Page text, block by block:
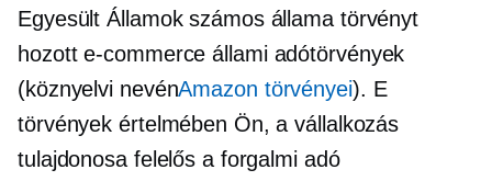
Egyesült Államok számos állama törvényt
hozotte-commerce állami adótörvények
(köznyelvi nevénAmazon törvényei). E
törvények értelmében Ön, a vállalkozás
tulajdonosa felelős a forgalmi adó